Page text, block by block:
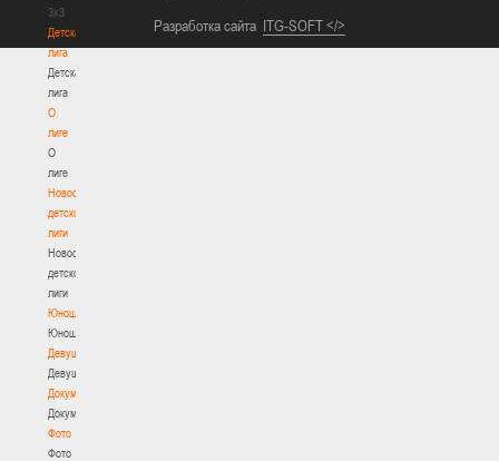
3х3
Детская
лига
Детская
лига
О
лиге
О
лиге
Новости
детской
лиги
Новости
детской
лиги
Юноши
Юноши
Девушки
Девушки
Документы
Документы
Фото
Фото
Разработка сайта ITG-SOFT </>